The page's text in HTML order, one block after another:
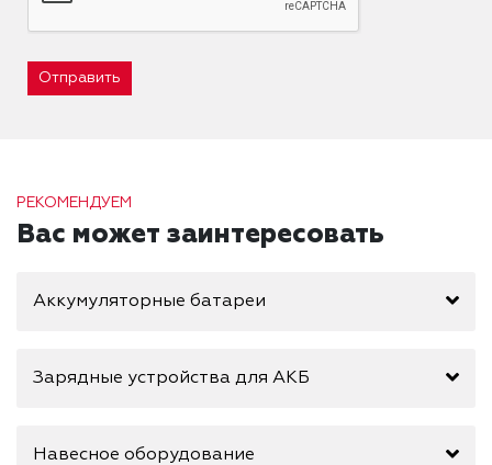
Отправить
РЕКОМЕНДУЕМ
Вас может заинтересовать
Аккумуляторные батареи
Зарядные устройства для АКБ
Навесное оборудование